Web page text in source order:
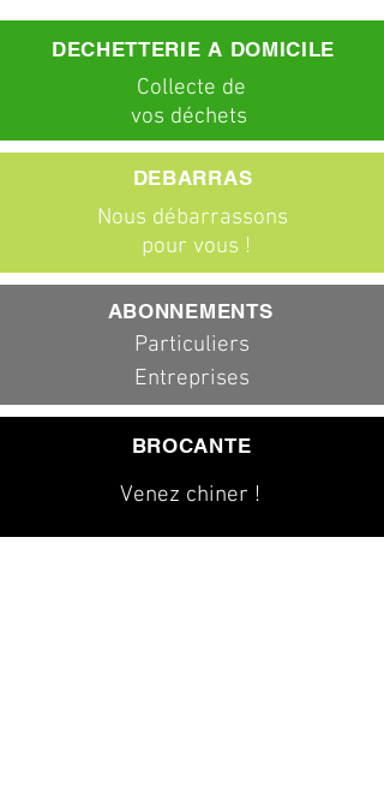
DECHETTERIE A DOMICILE
Collecte de
vos déchets
Nous débarrassons
pour vous !
DEBARRAS
ABONNEMENTS
Particuliers
Entreprises
BROCANTE
Venez chiner !